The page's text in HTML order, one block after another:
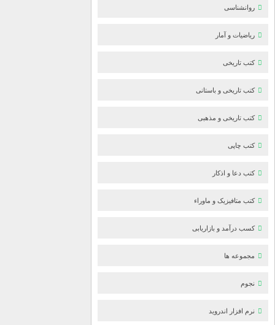
روانشناسی
ریاضیات و آمار
کتب تاریخی
کتب تاریخی و باستانی
کتب تاریخی و مذهبی
کتب چاپی
کتب دعا و اذکار
کتب متافیزیک و ماوراء
کسب درآمد و بازاریابی
مجموعه ها
نجوم
نرم افزار اندروید